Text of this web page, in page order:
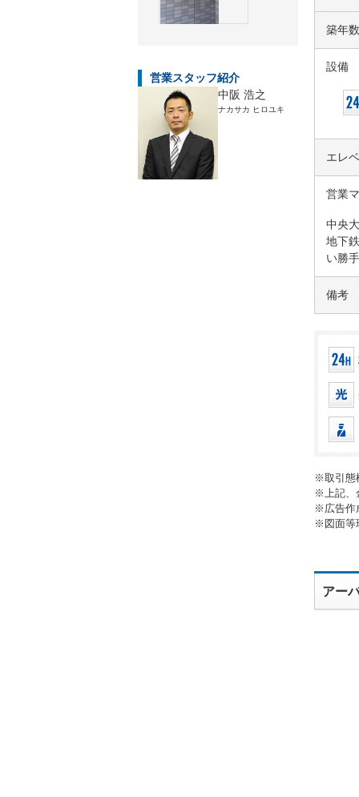
営業スタッフ紹介
中阪 浩之
ナカサカ ヒロユキ
築年数
設備
エレ
営業
中央
地下
い勝
備考
※取引態
※上記、
※広告作
※図面等
アー